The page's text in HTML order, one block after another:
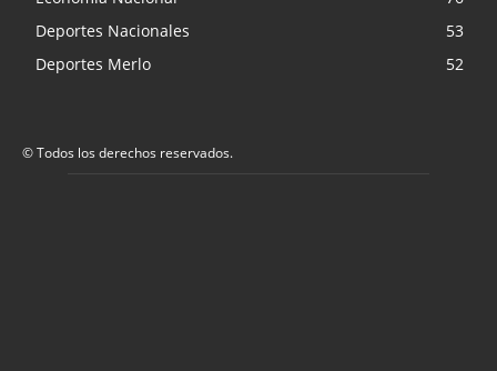
Deportes Nacionales
53
Deportes Merlo
52
© Todos los derechos reservados.